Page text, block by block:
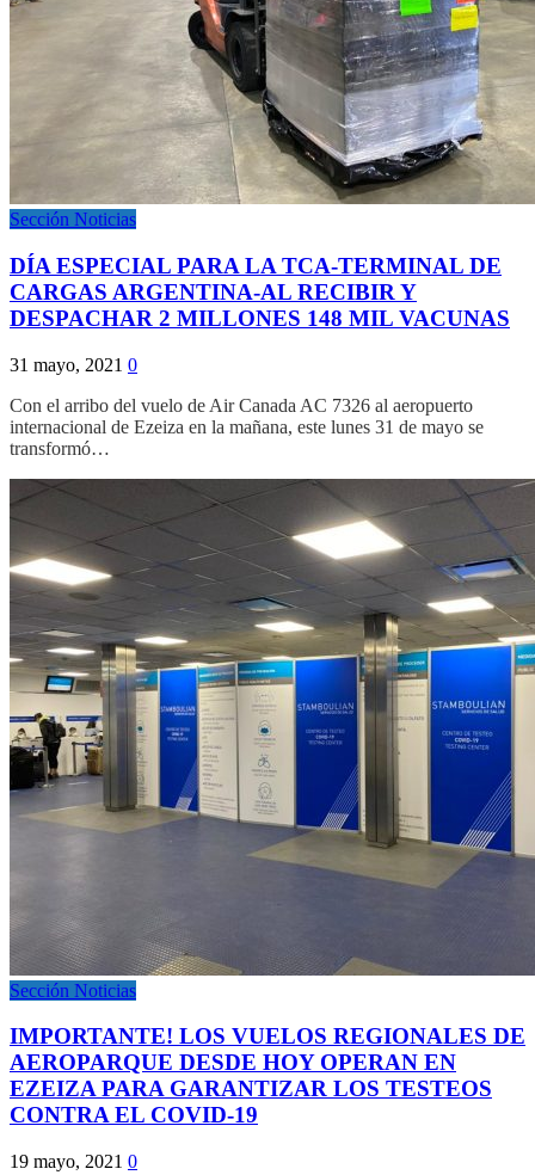
Sección Noticias
DÍA ESPECIAL PARA LA TCA-TERMINAL DE
CARGAS ARGENTINA-AL RECIBIR Y
DESPACHAR 2 MILLONES 148 MIL VACUNAS
31 mayo, 2021 0
Con el arribo del vuelo de Air Canada AC 7326 al aeropuerto
internacional de Ezeiza en la mañana, este lunes 31 de mayo se
transformó…
Sección Noticias
IMPORTANTE! LOS VUELOS REGIONALES DE
AEROPARQUE DESDE HOY OPERAN EN
EZEIZA PARA GARANTIZAR LOS TESTEOS
CONTRA EL COVID-19
19 mayo, 2021 0